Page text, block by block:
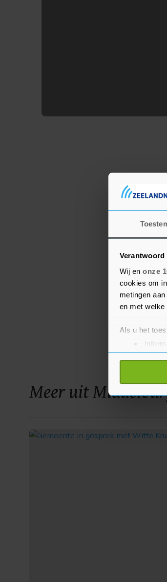
Verantwoord
Wij en onze
cookies om
metingen
en met welke
Als u het
Uw
Lees meer
toestemming
Met cookies
Meer uit